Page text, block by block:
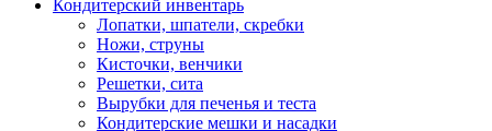
Кондитерский инвентарь
Лопатки, шпатели, скребки
Ножи, струны
Кисточки, венчики
Решетки, сита
Вырубки для печенья и теста
Кондитерские мешки и насадки